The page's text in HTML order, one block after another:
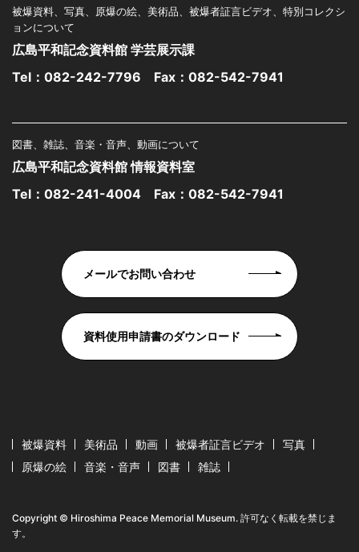
被爆資料、写真、原爆の絵、美術品、被爆者証言ビデオ、特別コレクシ
ョンについて
広島平和記念資料館 学芸展示課
Tel： 082-242-7796 Fax：082-542-7941
図書、雑誌、音楽・音声、動画について
広島平和記念資料館 情報資料室
Tel： 082-241-4004 Fax：082-542-7941
メールでお問い合わせ
資料使用申請書のダウンロード
被爆資料 美術品 動画 被爆者証言ビデオ
写真
原爆の絵
音楽・音声 図書 雑誌
Copyright © Hiroshima Peace Memorial Museum. 許可なく転載を禁じま
す。